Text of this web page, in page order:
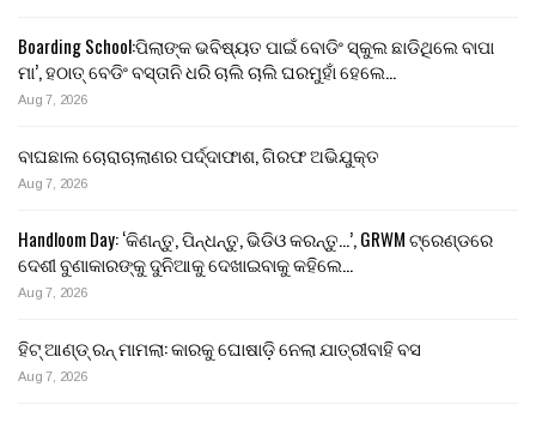
Boarding School:ପିଲାଙ୍କ ଭବିଷ୍ୟତ ପାଇଁ ବୋଡିଂ ସ୍କୁଲ ଛାଡିଥିଲେ ବାପା
ମା’, ହଠାତ୍ ବେଡିଂ ବସ୍ତାନି ଧରି ଚାଲି ଚାଲି ଘରମୁହାଁ ହେଲେ…
Aug 7, 2026
ବାଘଛାଲ ଚୋରାଚାଲାଣର ପର୍ଦ୍ଦାଫାଶ, ଗିରଫ ଅଭିଯୁକ୍ତ
Aug 7, 2026
Handloom Day: ‘କିଣନ୍ତୁ, ପିନ୍ଧନ୍ତୁ, ଭିଡିଓ କରନ୍ତୁ…’, GRWM ଟ୍ରେଣ୍ଡରେ
ଦେଶୀ ବୁଣାକାରଙ୍କୁ ଦୁନିଆକୁ ଦେଖାଇବାକୁ କହିଲେ…
Aug 7, 2026
ହିଟ୍ ଆଣ୍ଡ୍ ରନ୍ ମାମଲା: କାରକୁ ଘୋଷାଡ଼ି ନେଲା ଯାତ୍ରୀବାହି ବସ
Aug 7, 2026